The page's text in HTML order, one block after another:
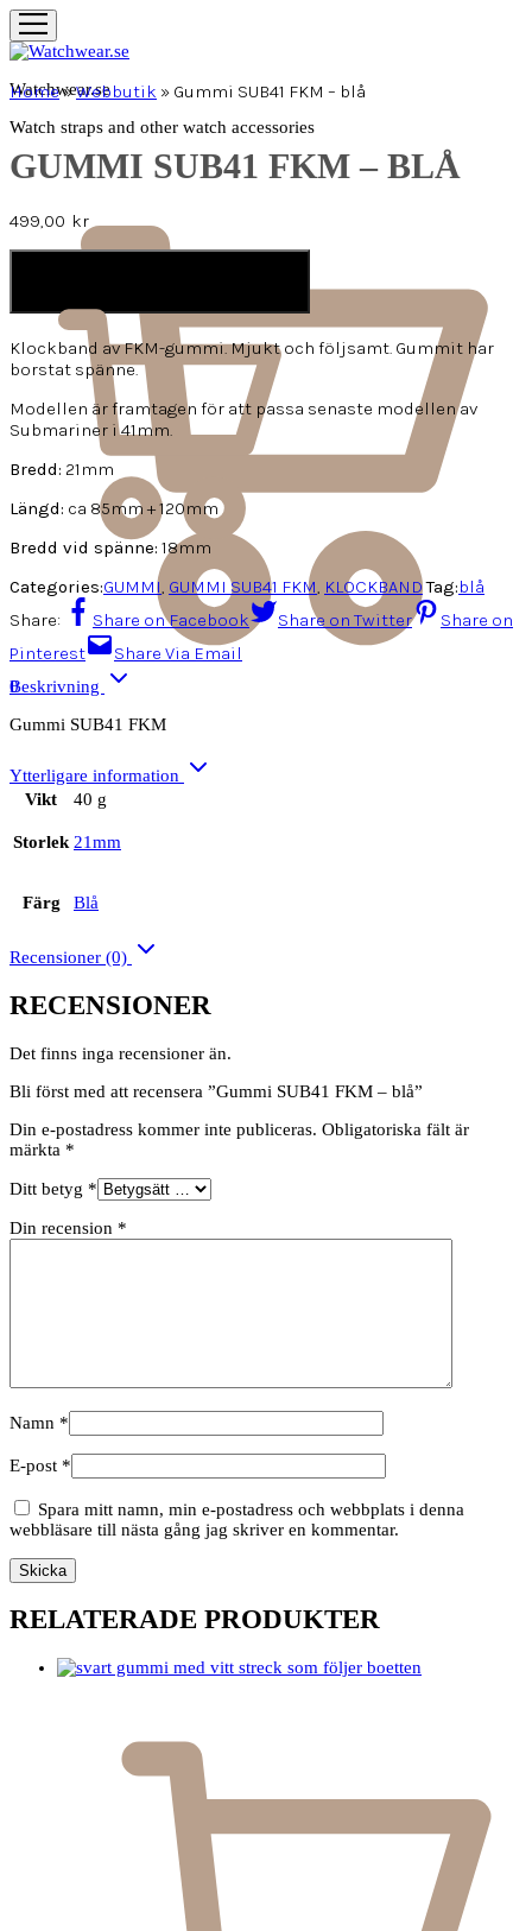
Watchwear.se
Watch straps and other watch accessories
0
Home»Webbutik » Gummi SUB41 FKM – blå
GUMMI SUB41 FKM – BLÅ
499,00 kr
Klockband av FKM-gummi. Mjukt och följsamt. Gummit har
borstat spänne.
Modellen är framtagen för att passa senaste modellen av
Submariner i 41mm.
Bredd: 21mm
Längd: ca 85mm + 120mm
Bredd vid spänne: 18mm
Categories:GUMMI, GUMMI SUB41 FKM, KLOCKBANDTag:blå
Share:
Share on Facebook Share on Twitter
Share on
Pinterest
Share Via Email
Beskrivning
Gummi SUB41 FKM
Ytterligare information
Vikt
40 g
Storlek 21mm
Färg Blå
Recensioner (0)
RECENSIONER
Det finns inga recensioner än.
Bli först med att recensera ”Gummi SUB41 FKM – blå”
Din e-postadress kommer inte publiceras. Obligatoriska fält är
märkta *
Ditt betyg *
Din recension *
Namn *
E-post *
Spara mitt namn, min e-postadress och webbplats i denna
webbläsare till nästa gång jag skriver en kommentar.
RELATERADE PRODUKTER